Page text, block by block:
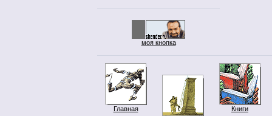
моя кнопка
Главная
Книги